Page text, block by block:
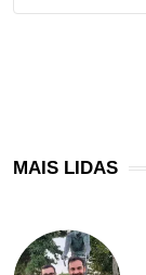
MAIS LIDAS